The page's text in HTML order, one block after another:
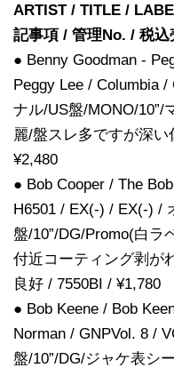
ARTIST / TITLE /
記事項 / 管理No. / 税込
● Benny Goodman -
Peggy Lee / Columbia
ナル/US盤/MONO/10”/
麗/盤スレ多ですが深
¥2,480
● Bob Cooper / The
H6501 / EX(-) / EX(-) /
盤/10”/DG/Promo(白ラ
付近コーティング剥が
良好 / 7550BI / ¥1,780
● Bob Keene / Bob
Norman / GNPVol. 8 /
盤/10”/DG/ジャケ表シ